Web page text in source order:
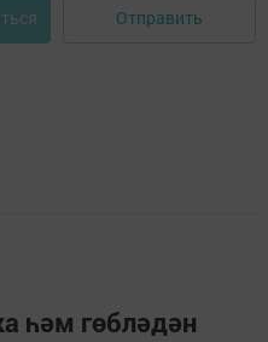
Отправить
һәм гөбләдән